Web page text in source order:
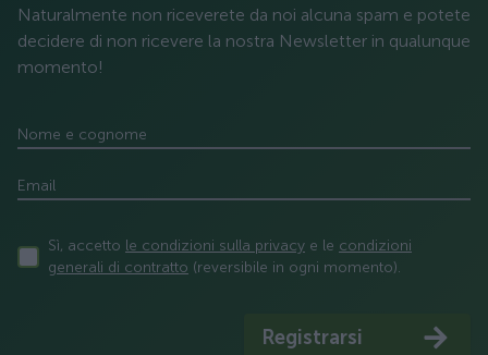
Naturalmente non riceverete da noi alcuna spam e potete
decidere di non ricevere la nostra Newsletter in qualunque
momento!
Nome e cognome
Email
Sì, accetto le condizioni sulla privacy e le condizioni
generali di contratto (reversibile in ogni momento).
Registrarsi